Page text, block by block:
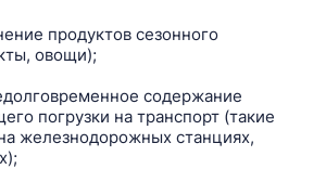
продуктов сезонного
овощи);
содержание
погрузки на транспорт (такие
железнодорожных станциях,